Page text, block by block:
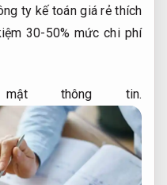
ty kế toán giá rẻ thích
30-50% mức chi phí
thông tin.